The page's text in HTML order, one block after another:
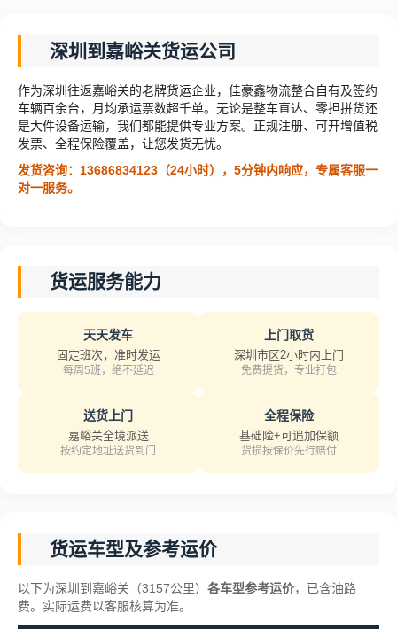
深圳到嘉峪关货运公司
作为深圳往返嘉峪关的老牌货运企业，佳豪鑫物流整合自有及签约
车辆百余台，月均承运票数超千单。无论是整车直达、零担拼货还
是大件设备运输，我们都能提供专业方案。正规注册、可开增值税
发票、全程保险覆盖，让您发货无忧。
发货咨询：13686834123（24小时），5分钟内响应，专属客服一
对一服务。
货运服务能力
天天发车
固定班次，准时发运
每周5班，绝不延迟
上门取货
深圳市区2小时内上门
免费提货，专业打包
送货上门
嘉峪关全境派送
按约定地址送货到门
全程保险
基础险+可追加保额
货损按保价先行赔付
货运车型及参考运价
以下为深圳到嘉峪关（3157公里） 各车型参考运价，已含油路
费。实际运费以客服核算为准。